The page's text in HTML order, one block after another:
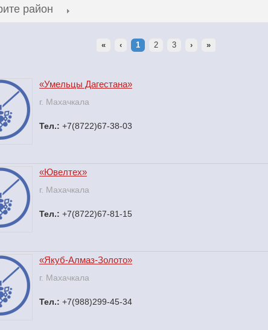
район
« ‹ 1 2 3 › »
«Умельцы Дагестана»
г. Махачкала
Тел.: +7(8722)67-38-03
«Ювелтех»
г. Махачкала
Тел.: +7(8722)67-81-15
«Якуб-Алмаз-Золото»
г. Махачкала
Тел.: +7(988)299-45-34